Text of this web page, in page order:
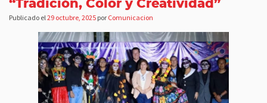
“Tradición, Color y Creatividad”
Publicado el 29 octubre, 2025 por Comunicacion